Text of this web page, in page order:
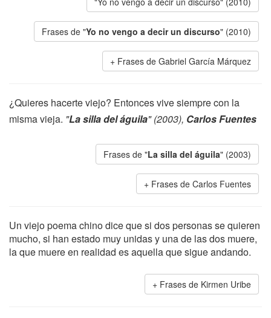
Frases de "Yo no vengo a decir un discurso" (2010)
Frases de Gabriel García Márquez
¿Quieres hacerte viejo? Entonces vive siempre con la
misma vieja. "La silla del águila" (2003), Carlos Fuentes
Frases de "La silla del águila" (2003)
Frases de Carlos Fuentes
Un viejo poema chino dice que si dos personas se quieren
mucho, si han estado muy unidas y una de las dos muere,
la que muere en realidad es aquella que sigue andando.
Frases de Kirmen Uribe